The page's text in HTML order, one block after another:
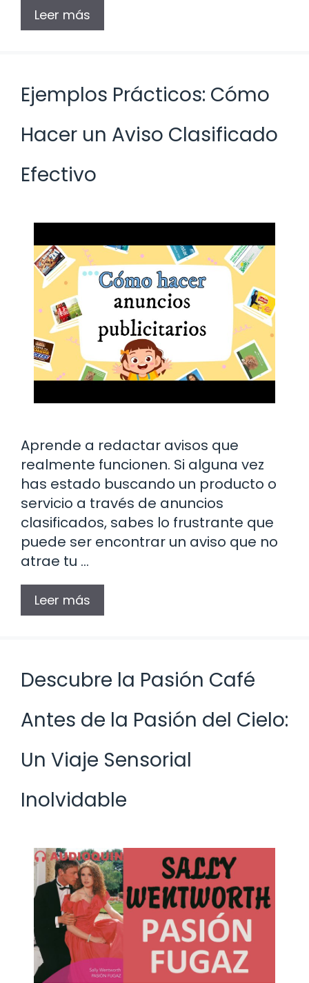
Leer más
Ejemplos Prácticos: Cómo
Hacer un Aviso Clasificado
Efectivo
Aprende a redactar avisos que
realmente funcionen. Si alguna vez
has estado buscando un producto o
servicio a través de anuncios
clasificados, sabes lo frustrante que
puede ser encontrar un aviso que no
atrae tu …
Leer más
Descubre la Pasión Café
Antes de la Pasión del Cielo:
Un Viaje Sensorial
Inolvidable